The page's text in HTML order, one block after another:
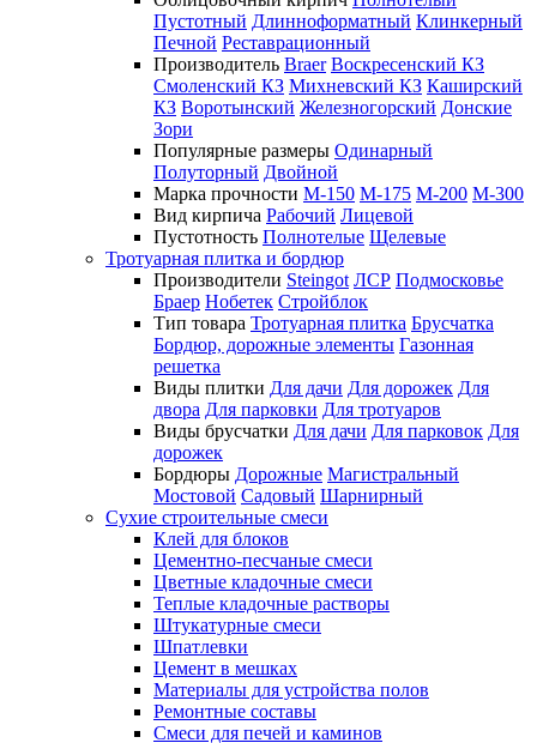
Пустотный Длинноформатный Клинкерный
Печной Реставрационный
Производитель Braer Воскресенский КЗ
Смоленский КЗ Михневский КЗ Каширский
КЗ Воротынский Железногорский Донские
Зори
Популярные размеры Одинарный
Полуторный Двойной
Марка прочности М-150 М-175 М-200 М-300
Вид кирпича Рабочий Лицевой
Пустотность Полнотелые Щелевые
Тротуарная плитка и бордюр
Производители Steingot ЛСР Подмосковье
Браер Нобетек Стройблок
Тип товара Тротуарная плитка Брусчатка
Бордюр, дорожные элементы Газонная
решетка
Виды плитки Для дачи Для дорожек Для
двора Для парковки Для тротуаров
Виды брусчатки Для дачи Для парковок Для
дорожек
Бордюры Дорожные Магистральный
Мостовой Садовый Шарнирный
Сухие строительные смеси
Клей для блоков
Цементно-песчаные смеси
Цветные кладочные смеси
Теплые кладочные растворы
Штукатурные смеси
Шпатлевки
Цемент в мешках
Материалы для устройства полов
Ремонтные составы
Смеси для печей и каминов